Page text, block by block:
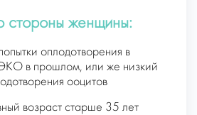
стороны женщины:
оплодотворения в
в прошлом, или же низкий
ооцитов
возраст старше 35 лет